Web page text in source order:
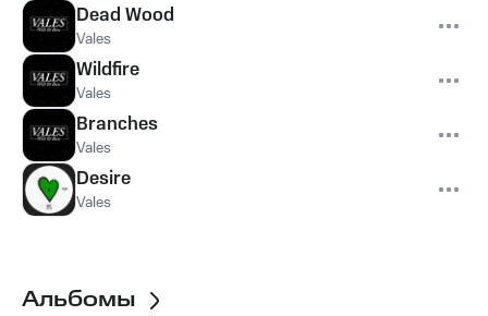
Dead Wood
Vales
Wildfire
Vales
Branches
Vales
Desire
Vales
Альбомы